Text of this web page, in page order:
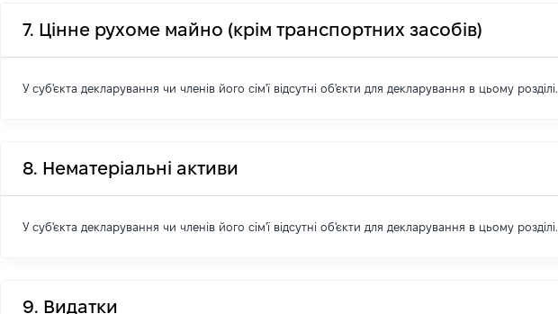
7. Цінне рухоме майно (крім транспортних засобів)
У суб'єкта декларування чи членів його сім'ї відсутні об'єкти для декларування в цьому розділі.
8. Нематеріальні активи
У суб'єкта декларування чи членів його сім'ї відсутні об'єкти для декларування в цьому розділі.
9. Видатки